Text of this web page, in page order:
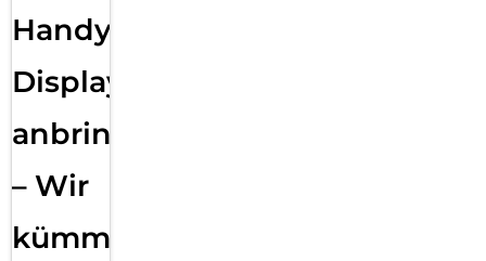
Handy
Displayfolie
anbringen
– Wir
kümmern